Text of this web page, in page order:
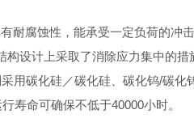
耐腐蚀性，能承受一定负荷的冲击
构设计上采取了消除应力集中的措
用碳化硅／碳化硅、碳化钨/碳化
寿命可确保不低于40000小时。